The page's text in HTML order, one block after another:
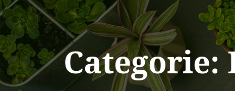
Categorie: